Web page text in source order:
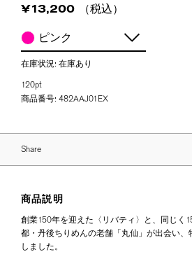
¥13,200
（税込）
ピンク
在庫状況: 在庫あり
120pt
商品番号: 482AAJ01EX
Share
商品説明
創業150年を迎えた〈リバティ〉と、同じく
都・丹後ちりめんの老舗「丸仙」が出会い、
しました。